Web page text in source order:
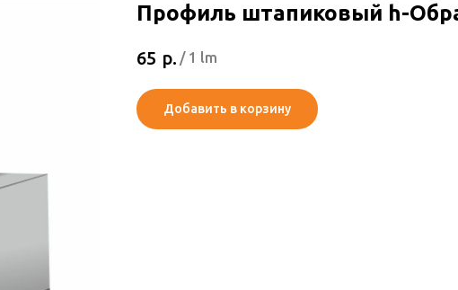
Профиль штапиковый h-
65 р. / 1 lm
Добавить в корзину